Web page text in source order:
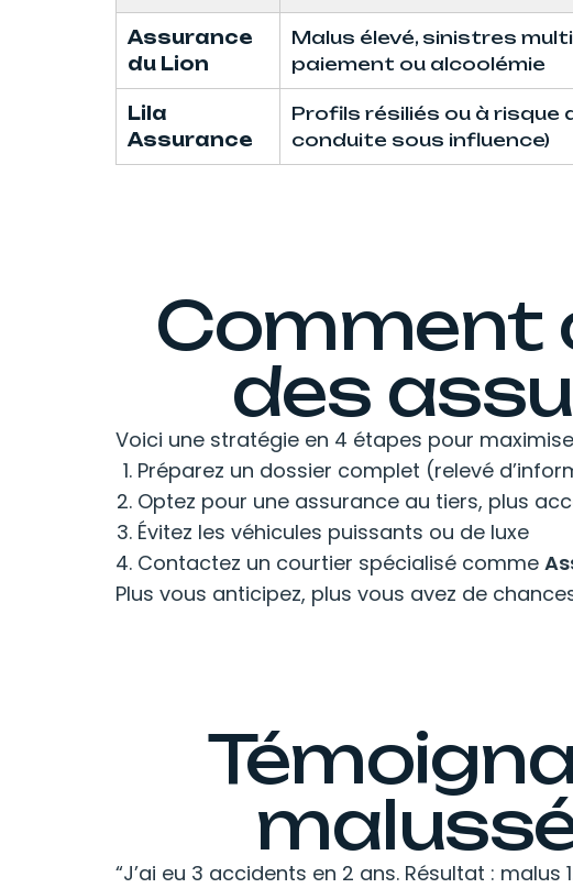
Assurance
du Lion
Malus élevé, sinistres
paiement ou alcoolémie
Lila
Assurance
Profils résiliés ou à risque
conduite sous influence)
Comment
des
Voici une stratégie en 4 étapes pour
Préparez un dossier complet (relevé
Optez pour une assurance au tiers, plus
Évitez les véhicules puissants ou de luxe
Contactez un courtier spécialisé comme
Plus vous anticipez, plus vous avez de
“J’ai eu 3 accidents en 2 ans. Résultat :